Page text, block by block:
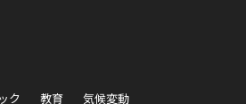
ク 教育 気候変動